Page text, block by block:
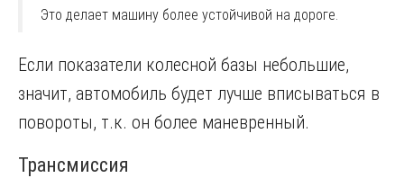
Это делает машину более устойчивой на дороге.
Если показатели колесной базы небольшие,
значит, автомобиль будет лучше вписываться в
повороты, т.к. он более маневренный.
Трансмиссия